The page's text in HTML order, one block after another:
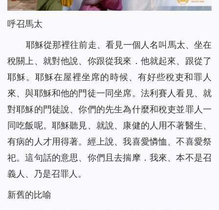
呼召馬太
耶穌從那裡往前走、看見一個人名叫馬太、坐在
稅關上、就對他說、你跟從我來．他就起來、跟從了
耶穌。耶穌在屋裡坐席的時候、有好些稅吏和罪人
來、與耶穌和他的門徒一同坐席。法利賽人看見、就
對耶穌的門徒說、你們的先生為什麼和稅吏並罪人一
同吃飯呢。耶穌聽見、就說、康健的人用不著醫生、
有病的人才用得著。經上說、我喜愛憐恤、不喜愛祭
祀。這句話的意思、你們且去揣摩．我來、本不是召
義人、乃是召罪人。
新舊的比喻